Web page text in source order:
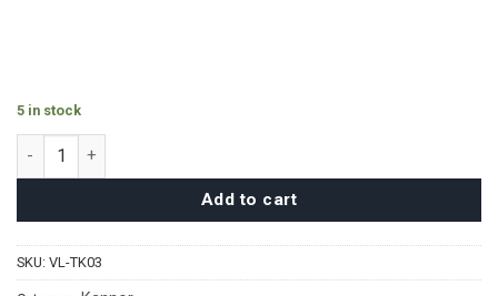
5 in stock
Vicalina Tekanna (2L) - Roséguld quantity
Add to cart
SKU: VL-TK03